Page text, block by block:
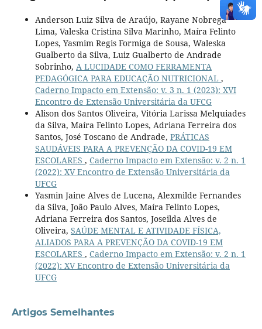
Anderson Luiz Silva de Araújo, Rayane Nobrega
Lima, Valeska Cristina Silva Marinho, Maíra Felinto
Lopes, Yasmim Regis Formiga de Sousa, Waleska
Gualberto da Silva, Luiz Gualberto de Andrade
Sobrinho, A LUCIDADE COMO FERRAMENTA
PEDAGÓGICA PARA EDUCAÇÃO NUTRICIONAL ,
Caderno Impacto em Extensão: v. 3 n. 1 (2023): XVI
Encontro de Extensão Universitária da UFCG
Alison dos Santos Oliveira, Vitória Larissa Melquiades
da Silva, Maíra Felinto Lopes, Adriana Ferreira dos
Santos, José Toscano de Andrade, PRÁTICAS
SAUDÁVEIS PARA A PREVENÇÃO DA COVID-19 EM
ESCOLARES , Caderno Impacto em Extensão: v. 2 n. 1
(2022): XV Encontro de Extensão Universitária da
UFCG
Yasmin Jaine Alves de Lucena, Alexmilde Fernandes
da Silva, João Paulo Alves, Maíra Felinto Lopes,
Adriana Ferreira dos Santos, Joseilda Alves de
Oliveira, SAÚDE MENTAL E ATIVIDADE FÍSICA,
ALIADOS PARA A PREVENÇÃO DA COVID-19 EM
ESCOLARES , Caderno Impacto em Extensão: v. 2 n. 1
(2022): XV Encontro de Extensão Universitária da
UFCG
Artigos Semelhantes